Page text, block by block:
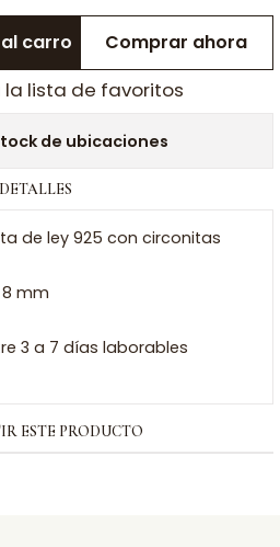
carro Comprar ahora
lista de favoritos
de ubicaciones
DETALLES
de ley 925 con circonitas
8 mm
3 a 7 días laborables
ESTE PRODUCTO